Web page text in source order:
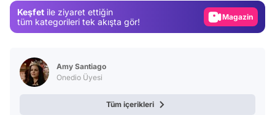
Keşfet ile ziyaret ettiğin
tüm kategorileri tek akışta gör!
Video
Amy Santiago
Onedio Üyesi
Tüm içerikleri